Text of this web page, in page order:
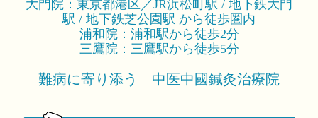
大門院：東京都港区／JR浜松町駅 / 地下鉄大門
駅 / 地下鉄芝公園駅 から徒歩圏内
浦和院：浦和駅から徒歩2分
三鷹院：三鷹駅から徒歩5分
難病に寄り添う 中医中國鍼灸治療院